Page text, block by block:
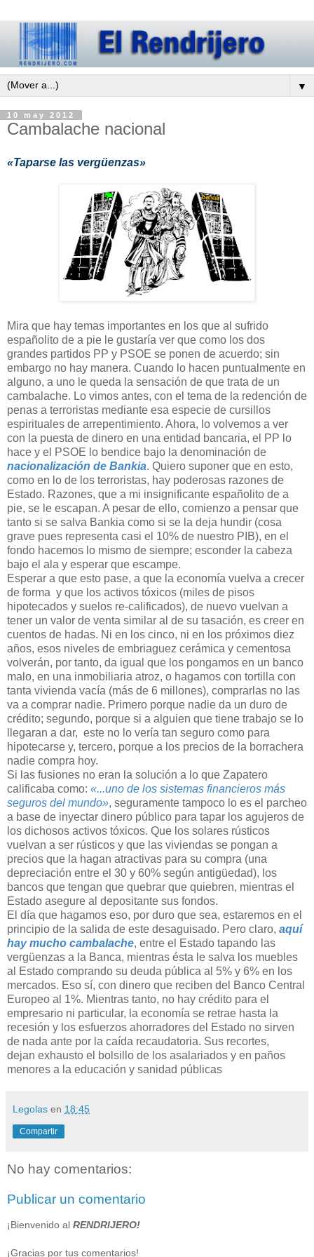
▼
10 may 2012
Cambalache nacional
«Taparse las vergüenzas»
Mira que hay temas importantes en los que al sufrido
españolito de a pie le gustaría ver que como los dos
grandes partidos PP y PSOE se ponen de acuerdo; sin
embargo no hay manera. Cuando lo hacen puntualmente en
alguno, a uno le queda la sensación de que trata de un
cambalache. Lo vimos antes, con el tema de la redención de
penas a terroristas mediante esa especie de cursillos
espirituales de arrepentimiento. Ahora, lo volvemos a ver
con la puesta de dinero en una entidad bancaria, el PP lo
hace y el PSOE lo bendice bajo la denominación de
nacionalización de Bankia. Quiero suponer que en esto,
como en lo de los terroristas, hay poderosas razones de
Estado. Razones, que a mi insignificante españolito de a
pie, se le escapan. A pesar de ello, comienzo a pensar que
tanto si se salva Bankia como si se la deja hundir (cosa
grave pues representa casi el 10% de nuestro PIB), en el
fondo hacemos lo mismo de siempre; esconder la cabeza
bajo el ala y esperar que escampe.
Esperar a que esto pase, a que la economía vuelva a crecer
de forma y que los activos tóxicos (miles de pisos
hipotecados y suelos re-calificados), de nuevo vuelvan a
tener un valor de venta similar al de su tasación, es creer en
cuentos de hadas. Ni en los cinco, ni en los próximos diez
años, esos niveles de embriaguez cerámica y cementosa
volverán, por tanto, da igual que los pongamos en un banco
malo, en una inmobiliaria atroz, o hagamos con tortilla con
tanta vivienda vacía (más de 6 millones), comprarlas no las
va a comprar nadie. Primero porque nadie da un duro de
crédito; segundo, porque si a alguien que tiene trabajo se lo
llegaran a dar, este no lo vería tan seguro como para
hipotecarse y, tercero, porque a los precios de la borrachera
nadie compra hoy.
Si las fusiones no eran la solución a lo que Zapatero
calificaba como: «...uno de los sistemas financieros más
seguros del mundo», seguramente tampoco lo es el parcheo
a base de inyectar dinero público para tapar los agujeros de
los dichosos activos tóxicos. Que los solares rústicos
vuelvan a ser rústicos y que las viviendas se pongan a
precios que la hagan atractivas para su compra (una
depreciación entre el 30 y 60% según antigüedad), los
bancos que tengan que quebrar que quiebren, mientras el
Estado asegure al depositante sus fondos.
El día que hagamos eso, por duro que sea, estaremos en el
principio de la salida de este desaguisado. Pero claro, aquí
hay mucho cambalache, entre el Estado tapando las
vergüenzas a la Banca, mientras ésta le salva los muebles
al Estado comprando su deuda pública al 5% y 6% en los
mercados. Eso sí, con dinero que reciben del Banco Central
Europeo al 1%. Mientras tanto, no hay crédito para el
empresario ni particular, la economía se retrae hasta la
recesión y los esfuerzos ahorradores del Estado no sirven
de nada ante por la caída recaudatoria. Sus recortes,
dejan exhausto el bolsillo de los asalariados y en paños
menores a la educación y sanidad públicas
Legolas en 18:45
Compartir
No hay comentarios:
Publicar un comentario
¡Bienvenido al RENDRIJERO!
¡Gracias por tus comentarios!